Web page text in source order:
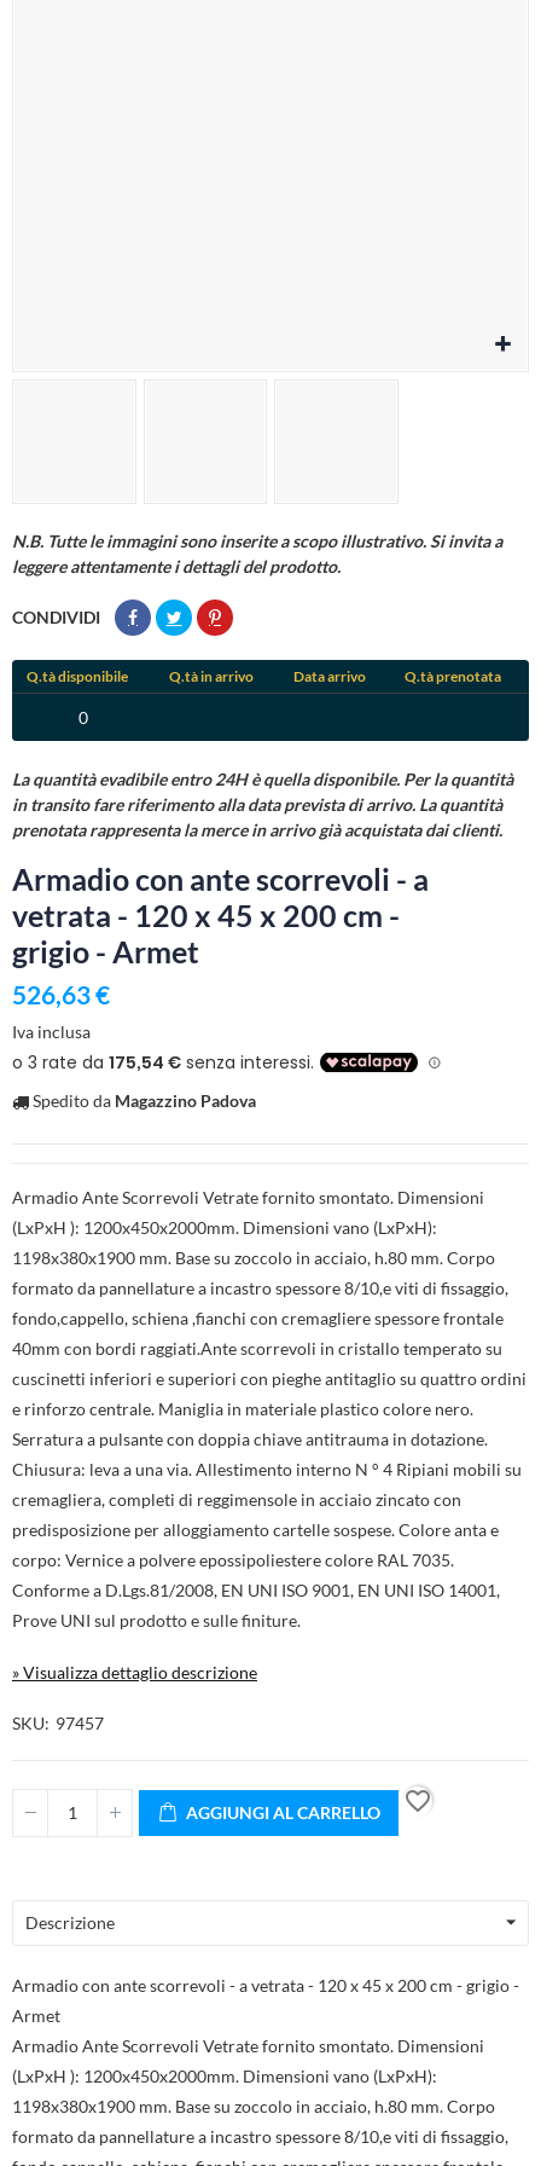
N.B. Tutte le immagini sono inserite a scopo illustrativo. Si invita a
leggere attentamente i dettagli del prodotto.
CONDIVIDI
Q.tà disponibile Q.tà in arrivo Data arrivo Q.tà prenotata
0
La quantità evadibile entro 24H è quella disponibile. Per la quantità
in transito fare riferimento alla data prevista di arrivo. La quantità
prenotata rappresenta la merce in arrivo già acquistata dai clienti.
Armadio con ante scorrevoli - a
vetrata - 120 x 45 x 200 cm -
grigio - Armet
526,63 €
Iva inclusa
Spedito da Magazzino Padova
Armadio Ante Scorrevoli Vetrate fornito smontato. Dimensioni
(LxPxH ): 1200x450x2000mm. Dimensioni vano (LxPxH):
1198x380x1900 mm. Base su zoccolo in acciaio, h.80 mm. Corpo
formato da pannellature a incastro spessore 8/10,e viti di fissaggio,
fondo,cappello, schiena ,fianchi con cremagliere spessore frontale
40mm con bordi raggiati.Ante scorrevoli in cristallo temperato su
cuscinetti inferiori e superiori con pieghe antitaglio su quattro ordini
e rinforzo centrale. Maniglia in materiale plastico colore nero.
Serratura a pulsante con doppia chiave antitrauma in dotazione.
Chiusura: leva a una via. Allestimento interno N ° 4 Ripiani mobili su
cremagliera, completi di reggimensole in acciaio zincato con
predisposizione per alloggiamento cartelle sospese. Colore anta e
corpo: Vernice a polvere epossipoliestere colore RAL 7035.
Conforme a D.Lgs.81/2008, EN UNI ISO 9001, EN UNI ISO 14001,
Prove UNI sul prodotto e sulle finiture.
» Visualizza dettaglio descrizione
SKU 97457
AGGIUNGI AL CARRELLO favorite_border
Descrizione
Armadio con ante scorrevoli - a vetrata - 120 x 45 x 200 cm - grigio -
Armet
Armadio Ante Scorrevoli Vetrate fornito smontato. Dimensioni
(LxPxH ): 1200x450x2000mm. Dimensioni vano (LxPxH):
1198x380x1900 mm. Base su zoccolo in acciaio, h.80 mm. Corpo
formato da pannellature a incastro spessore 8/10,e viti di fissaggio,